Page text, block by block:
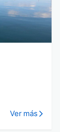
Ver más